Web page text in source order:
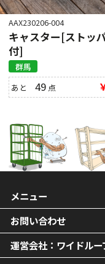
AAX230206-004
キャスター[ストッ
付]
群馬
あと49 点
メニュー
お問い合わせ
運営会社：ワイドル